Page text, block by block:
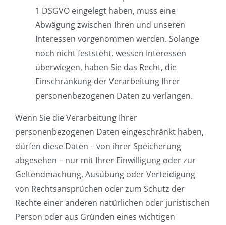
1 DSGVO eingelegt haben, muss eine
Abwägung zwischen Ihren und unseren
Interessen vorgenommen werden. Solange
noch nicht feststeht, wessen Interessen
überwiegen, haben Sie das Recht, die
Einschränkung der Verarbeitung Ihrer
personenbezogenen Daten zu verlangen.
Wenn Sie die Verarbeitung Ihrer
personenbezogenen Daten eingeschränkt haben,
dürfen diese Daten – von ihrer Speicherung
abgesehen – nur mit Ihrer Einwilligung oder zur
Geltendmachung, Ausübung oder Verteidigung
von Rechtsansprüchen oder zum Schutz der
Rechte einer anderen natürlichen oder juristischen
Person oder aus Gründen eines wichtigen